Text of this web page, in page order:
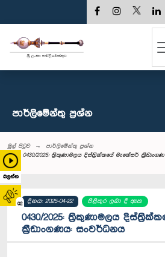
බලන්න
02
පාර්ලි‌මේන්තු‌ ප්‍රශ්න
මුල් පිටුව
පාර්ලි‌මේන්තු‌ ප්‍රශ්න
0430/2025: ත්‍රිකුණාමලය දිස්ත්‍රික්කයේ මැකේසර්
දිනය: 2025-04-22 පිළිතුර ලබා දී ඇත
0430/2025: ත්‍රිකුණාමලය
ක්‍රීඩාංගණය: සංවර්ධනය